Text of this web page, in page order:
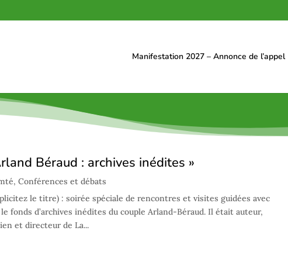
Manifestation 2027 – Annonce de l’appel
Béraud : archives inédites »
, Conférences et débats
le titre) : soirée spéciale de rencontres et visites guidées avec
fonds d’archives inédites du couple Arland-Béraud. Il était auteur,
et directeur de La...